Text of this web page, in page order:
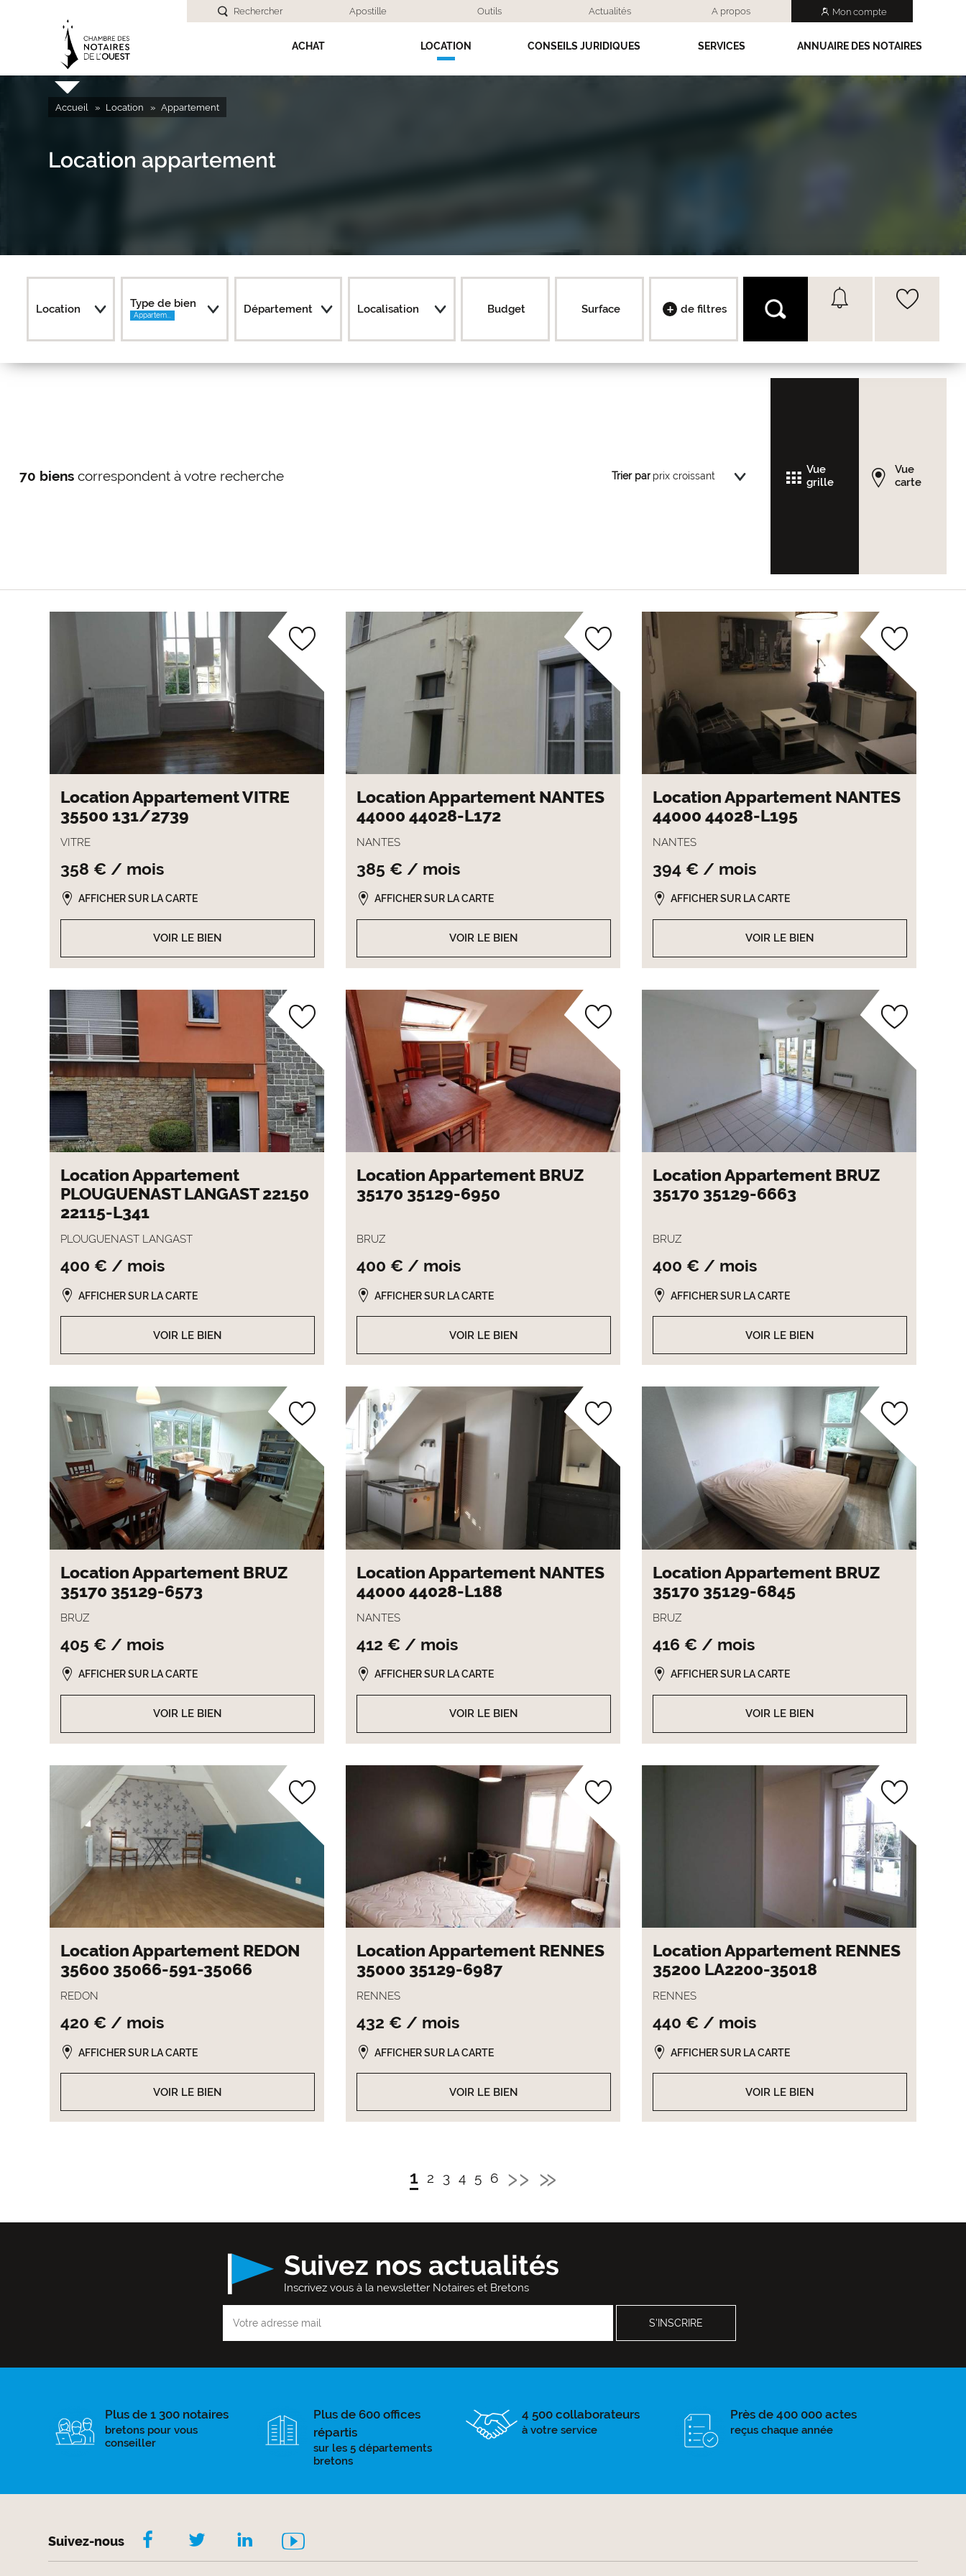
Rechercher Apostille Outils Actualités A propos Mon compte
ACHAT LOCATION CONSEILS JURIDIQUES SERVICES ANNUAIRE DES NOTAIRES
Accueil Location Appartement
Location appartement
Location Type de bien
Appartem... Département Localisation Budget Surface de filtres
70 bienscorrespondent à votre recherche Trier par
Vue
grille
Vue
carte
Location Appartement VITRE
35500 131/2739
VITRE
358 € / mois
VOIR LE BIEN
AFFICHER SUR LA CARTE
Location Appartement NANTES
44000 44028-L172
NANTES
385 € / mois
VOIR LE BIEN
AFFICHER SUR LA CARTE
Location Appartement NANTES
44000 44028-L195
NANTES
394 € / mois
VOIR LE BIEN
AFFICHER SUR LA CARTE
Location Appartement
PLOUGUENAST LANGAST 22150
22115-L341
PLOUGUENAST LANGAST
400 € / mois
VOIR LE BIEN
AFFICHER SUR LA CARTE
Location Appartement BRUZ
35170 35129-6950
BRUZ
400 € / mois
VOIR LE BIEN
AFFICHER SUR LA CARTE
Location Appartement BRUZ
35170 35129-6663
BRUZ
400 € / mois
VOIR LE BIEN
AFFICHER SUR LA CARTE
Location Appartement BRUZ
35170 35129-6573
BRUZ
405 € / mois
VOIR LE BIEN
AFFICHER SUR LA CARTE
Location Appartement NANTES
44000 44028-L188
NANTES
412 € / mois
VOIR LE BIEN
AFFICHER SUR LA CARTE
Location Appartement BRUZ
35170 35129-6845
BRUZ
416 € / mois
VOIR LE BIEN
AFFICHER SUR LA CARTE
Location Appartement REDON
35600 35066-591-35066
REDON
420 € / mois
VOIR LE BIEN
AFFICHER SUR LA CARTE
Location Appartement RENNES
35000 35129-6987
RENNES
432 € / mois
VOIR LE BIEN
AFFICHER SUR LA CARTE
Location Appartement RENNES
35200 LA2200-35018
RENNES
440 € / mois
VOIR LE BIEN
AFFICHER SUR LA CARTE
Page
1
Page
2
Page
3 Page
4
Page
5
Page
6
Page
suivante
›› Dernière
page
»
Suivez nos actualités
Inscrivez vous à la newsletter Notaires et Bretons
Plus de 1 300 notaires
bretons pour vous
conseiller
Plus de 600 offices
répartis
sur les 5 départements
bretons
4 500 collaborateurs
à votre service
Près de 400 000 actes
reçus chaque année
Suivez-nous